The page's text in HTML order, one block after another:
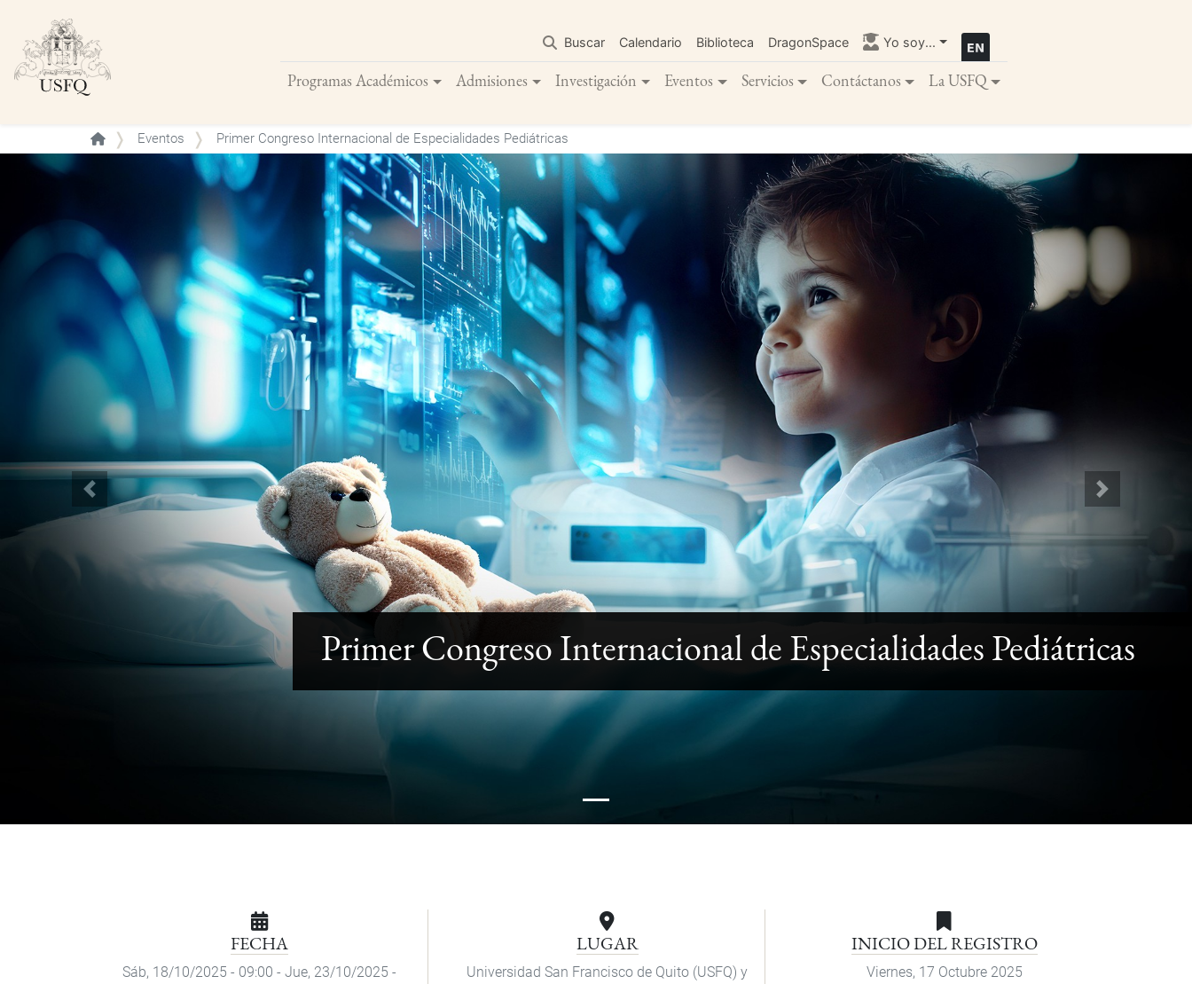
contenido
principal
Buscar Calendario Biblioteca DragonSpace Yo soy...
Programas Académicos Admisiones Investigación Eventos Servicios Contáctanos La USFQ
Buscar
Eventos Primer Congreso Internacional de Especialidades Pediátricas
Previous Next
Primer Congreso Internacional de Especialidades Pediátricas
FECHA
Sáb, 18/10/2025 - 09:00 - Jue, 23/10/2025 -
LUGAR
Universidad San Francisco de Quito (USFQ) y
INICIO DEL REGISTRO
Viernes, 17 Octubre 2025